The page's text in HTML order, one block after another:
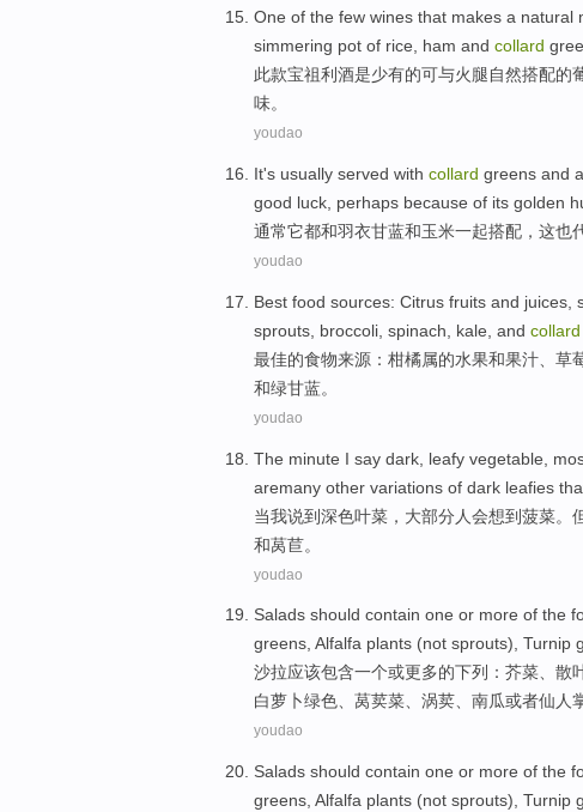
One of the few wines that makes a natural
simmering pot of rice ham and collard
此款宝祖利 酒是少有的可与火腿自然搭配的
味。
youdao
It's usually served with collard greens and
good luck perhaps because of its golden
通常它都和羽衣甘蓝和玉米一起搭配， 这也
youdao
Best food sources: Citrus fruits and juices
sprouts broccoli spinach kale , and collard
最佳的食物来源 ： 柑橘属的水果和果汁 草
和绿甘蓝。
youdao
The minute I say dark leafy vegetable
aremany other variations of dark leafies
当我说到深色叶菜 ， 大部分人会想到菠菜。
和莴苣。
youdao
Salads should contain one or more of the
greens, Alfalfa plants (not sprouts), Turnip
沙拉应该包含一个或更多的下列 ： 芥菜、 散
白萝卜绿色、 莴荬菜、涡荬、 南瓜或者仙人
youdao
Salads should contain one or more of the
greens Alfalfa plants (not sprouts), Turnip